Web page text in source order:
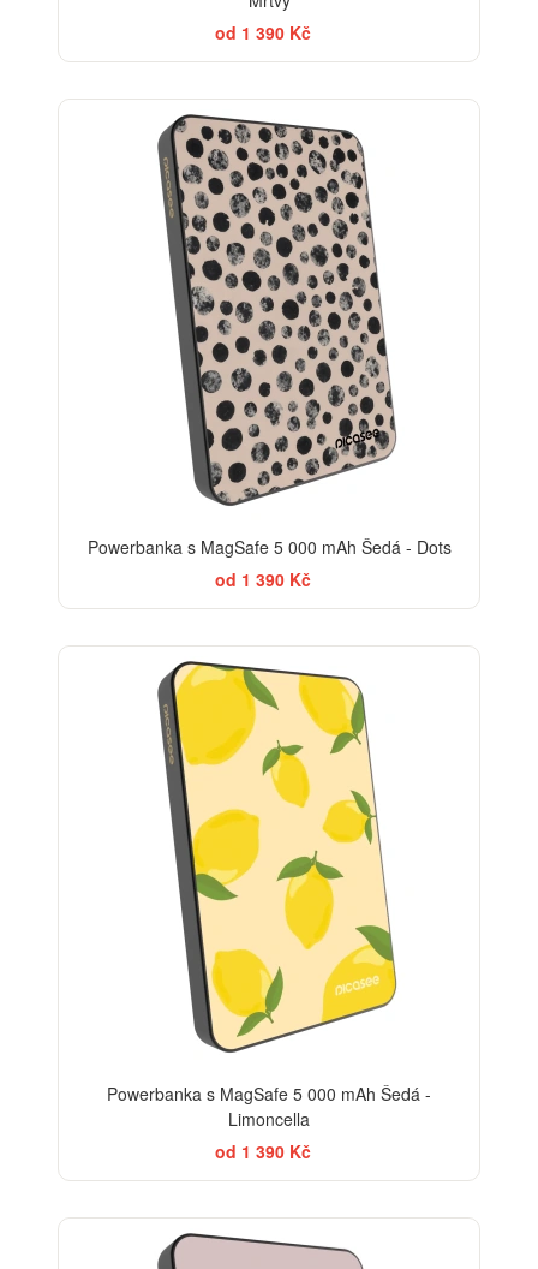
od 1 390 Kč
Powerbanka s MagSafe 5 000 mAh Šedá - Dots
od 1 390 Kč
Powerbanka s MagSafe 5 000 mAh Šedá -
Limoncella
od 1 390 Kč